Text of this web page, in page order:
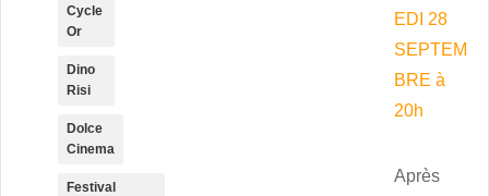
EDI 28
SEPTEM
BRE à
20h
Après
Cycle
Or
Dino
Risi
Dolce
Cinema
Festival